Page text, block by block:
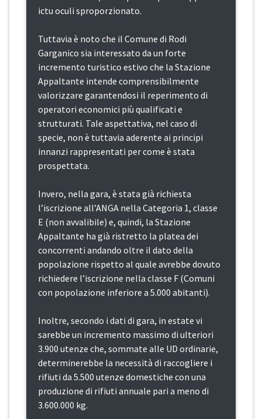
ictu oculi sproporzionato.
Tuttavia è noto che il Comune di Rodi
Garganico sia interessato da un forte
incremento turistico estivo che la Stazione
Appaltante intende comprensibilmente
valorizzare garantendosi il reperimento di
operatori economici più qualificati e
strutturati. Tale aspettativa, nel caso di
specie, non è tuttavia aderente ai principi
innanzi rappresentati per come è stata
prospettata.
Invero, nella gara, è stata già richiesta
l’iscrizione all’ANGA nella Categoria 1, classe
E (non avvalibile) e, quindi, la Stazione
Appaltante ha già ristretto la platea dei
concorrenti andando oltre il dato della
popolazione rispetto al quale avrebbe dovuto
richiedere l’iscrizione nella classe F (Comuni
con popolazione inferiore a 5.000 abitanti).
Inoltre, secondo i dati di gara, in estate vi
sarebbe un incremento massimo di ulteriori
3.900 utenze che, sommate alle UD ordinarie,
determinerebbe la necessità di raccogliere i
rifiuti da 5.500 utenze domestiche con una
produzione di rifiuti annuale pari a meno di
3.600.000 kg.